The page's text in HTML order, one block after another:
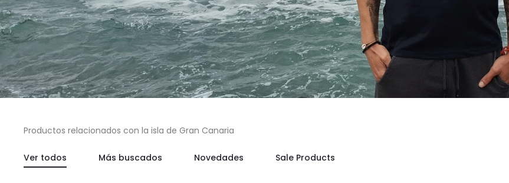
Productos relacionados con la isla de Gran Canaria
Ver todos Más buscados Novedades Sale Products